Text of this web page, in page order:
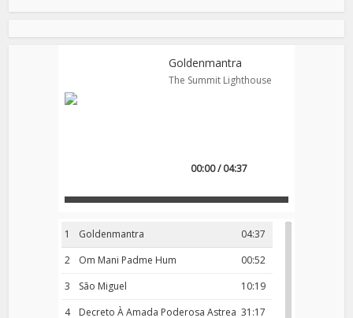
Goldenmantra
The Summit Lighthouse
00:00 / 04:37
1 04:37
Goldenmantra
2
00:52
Om Mani Padme Hum
3
10:19
São Miguel
4
31:17
Decreto À Amada Poderosa Astrea